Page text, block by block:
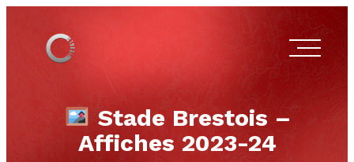
Stade Brestois –
Affiches 2023-24